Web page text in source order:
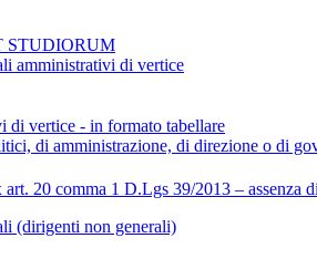
STUDIORUM
amministrativi di vertice
di vertice - in formato tabellare
di amministrazione, di direzione o di
20 comma 1 D.Lgs 39/2013 – assenza
(dirigenti non generali)